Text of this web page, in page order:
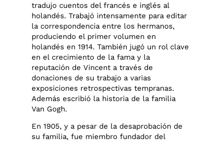
tradujo cuentos del francés e inglés al
holandés. Trabajó intensamente para editar
la correspondencia entre los hermanos,
produciendo el primer volumen en
holandés en 1914. También jugó un rol clave
en el crecimiento de la fama y la
reputación de Vincent a través de
donaciones de su trabajo a varias
exposiciones retrospectivas tempranas.
Además escribió la historia de la familia
Van Gogh.
En 1905, y a pesar de la desaprobación de
su familia, fue miembro fundador del